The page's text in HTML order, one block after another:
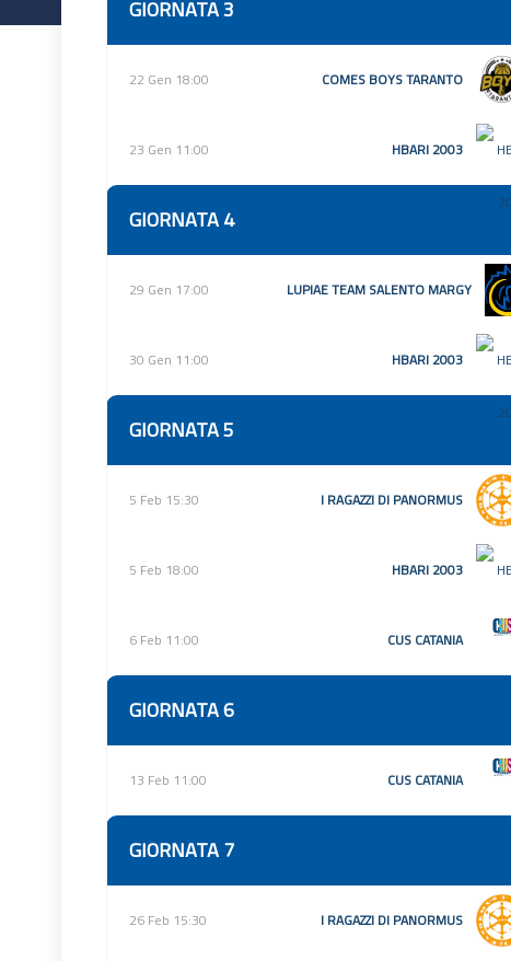
GIORNATA 3
22 Gen 18:00 COMES BOYS TARANTO
23 Gen 11:00 HBARI 2003
GIORNATA 4
29 Gen 17:00 LUPIAE TEAM SALENTO MARGY
30 Gen 11:00 HBARI 2003
GIORNATA 5
5 Feb 15:30 I RAGAZZI DI PANORMUS
5 Feb 18:00 HBARI 2003
6 Feb 11:00 CUS CATANIA
GIORNATA 6
13 Feb 11:00 CUS CATANIA
GIORNATA 7
26 Feb 15:30 I RAGAZZI DI PANORMUS